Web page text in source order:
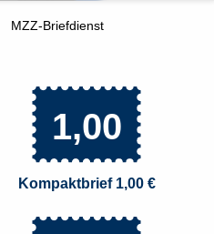
MZZ-Briefdienst
1,00
Kompaktbrief 1,00 €